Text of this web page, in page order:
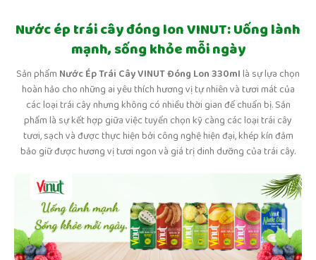
Nước ép trái cây đóng lon VINUT: Uống lành
mạnh, sống khỏe mỗi ngày
Sản phẩm Nước Ép Trái Cây VINUT Đóng Lon 330mllà sự lựa chọn
hoàn hảo cho những ai yêu thích hương vị tự nhiên và tươi mát của
các loại trái cây nhưng không có nhiều thời gian để chuẩn bị. Sản
phẩm là sự kết hợp giữa việc tuyển chọn kỹ càng các loại trái cây
tươi, sạch và được thực hiện bởi công nghệ hiện đại, khép kín đảm
bảo giữ được hương vị tươi ngon và giá trị dinh dưỡng của trái cây.